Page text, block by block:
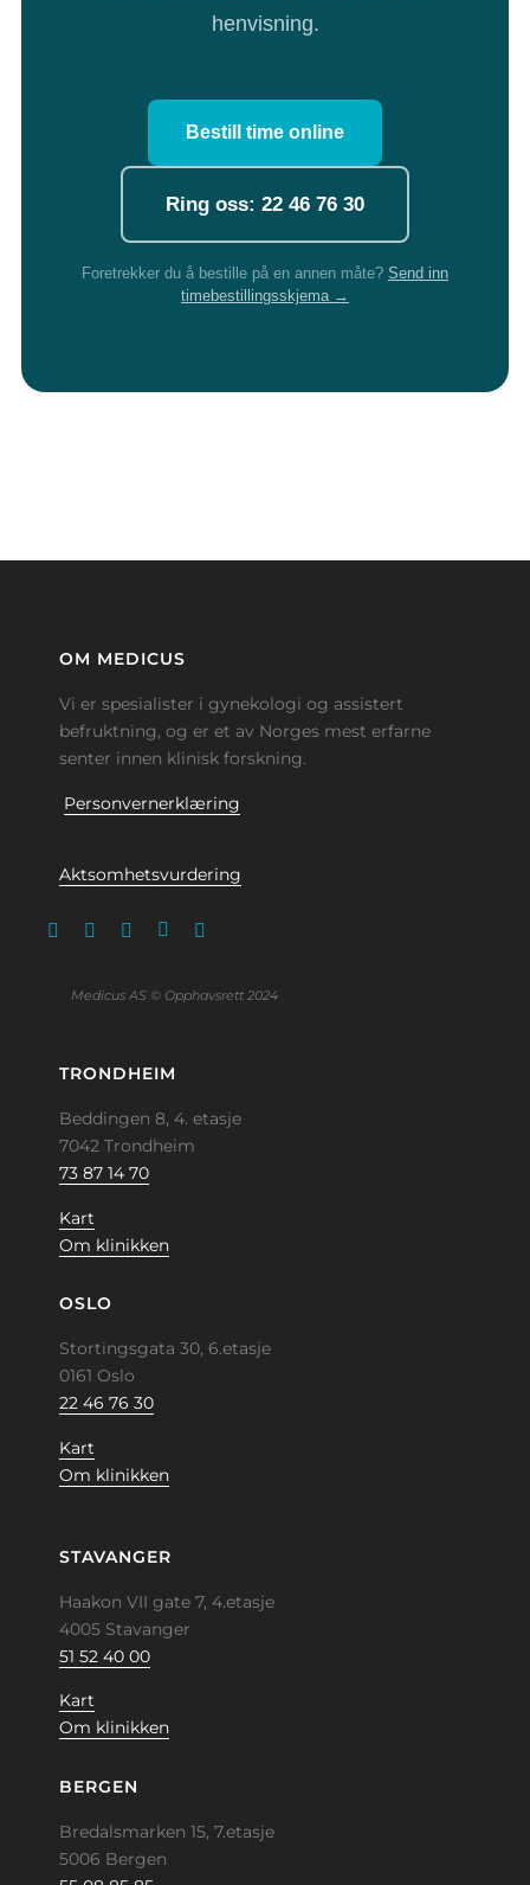
henvisning.
Bestill time online
Ring oss: 22 46 76 30
Foretrekker du å bestille på en annen måte? Send inn
timebestillingsskjema →
OM MEDICUS
Vi er spesialister i gynekologi og assistert
befruktning, og er et av Norges mest erfarne
senter innen klinisk forskning.
Personvernerklæring
Aktsomhetsvurdering
Medicus AS © Opphavsrett 2024
TRONDHEIM
Beddingen 8, 4. etasje
7042 Trondheim
73 87 14 70
Kart
Om klinikken
OSLO
Stortingsgata 30, 6.etasje
0161 Oslo
22 46 76 30
Kart
Om klinikken
STAVANGER
Haakon VII gate 7, 4.etasje
4005 Stavanger
51 52 40 00
Kart
Om klinikken
BERGEN
Bredalsmarken 15, 7.etasje
5006 Bergen